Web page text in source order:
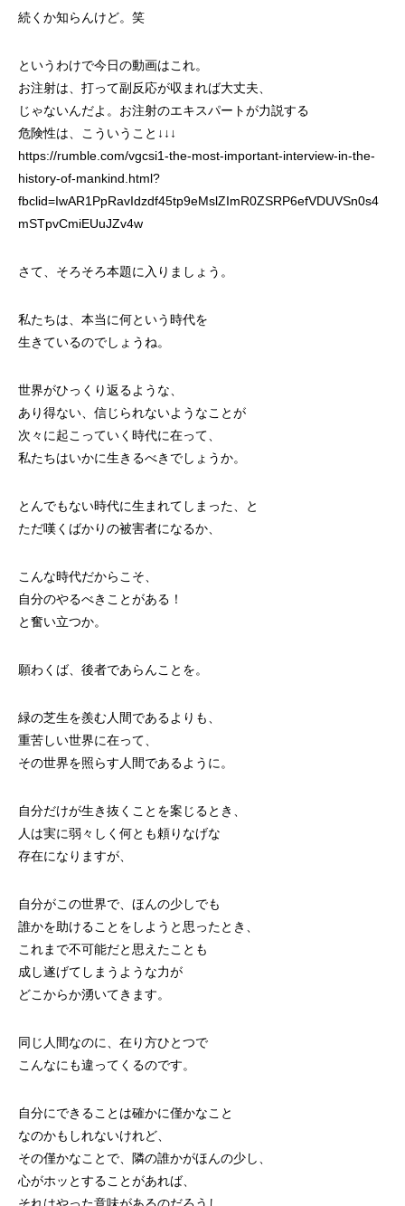
続くか知らんけど。笑
というわけで今日の動画はこれ。
お注射は、打って副反応が収まれば大丈夫、
じゃないんだよ。お注射のエキスパートが力説する
危険性は、こういうこと↓↓↓
https://rumble.com/vgcsi1-the-most-important-interview-in-the-
history-of-mankind.html?
fbclid=IwAR1PpRavIdzdf45tp9eMslZImR0ZSRP6efVDUVSn0s4
mSTpvCmiEUuJZv4w
さて、そろそろ本題に入りましょう。
私たちは、本当に何という時代を
生きているのでしょうね。
世界がひっくり返るような、
あり得ない、信じられないようなことが
次々に起こっていく時代に在って、
私たちはいかに生きるべきでしょうか。
とんでもない時代に生まれてしまった、と
ただ嘆くばかりの被害者になるか、
こんな時代だからこそ、
自分のやるべきことがある！
と奮い立つか。
願わくば、後者であらんことを。
緑の芝生を羨む人間であるよりも、
重苦しい世界に在って、
その世界を照らす人間であるように。
自分だけが生き抜くことを案じるとき、
人は実に弱々しく何とも頼りなげな
存在になりますが、
自分がこの世界で、ほんの少しでも
誰かを助けることをしようと思ったとき、
これまで不可能だと思えたことも
成し遂げてしまうような力が
どこからか湧いてきます。
同じ人間なのに、在り方ひとつで
こんなにも違ってくるのです。
自分にできることは確かに僅かなこと
なのかもしれないけれど、
その僅かなことで、隣の誰かがほんの少し、
心がホッとすることがあれば、